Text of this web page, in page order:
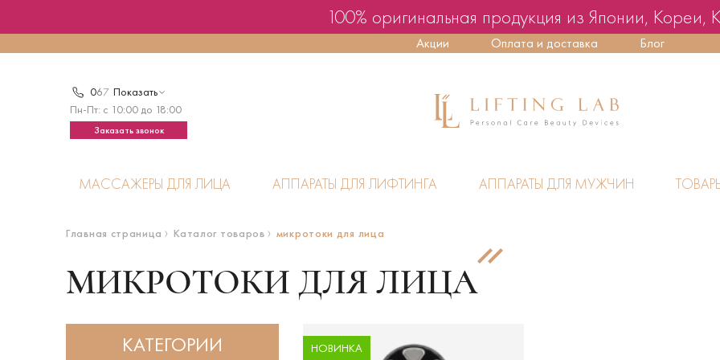
100% оригинальная продукция из Японии, Кореи,
Акции Оплата и доставка Блог
067 Показать
Пн-Пт: с 10:00 до 18:00
Заказать звонок
МАССАЖЕРЫ ДЛЯ ЛИЦА АППАРАТЫ ДЛЯ ЛИФТИНГА АППАРАТЫ ДЛЯ МУЖЧИН
Главная страница Каталог товаров микротоки для лица
МИКРОТОКИ ДЛЯ ЛИЦА
КАТЕГОРИИ НОВИНКА